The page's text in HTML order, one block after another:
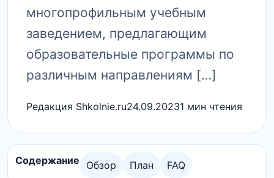
многопрофильным учебным
заведением, предлагающим
образовательные программы по
различным направлениям […]
Редакция Shkolnie.ru24.09.20231 мин чтения
Содержание Обзор План FAQ